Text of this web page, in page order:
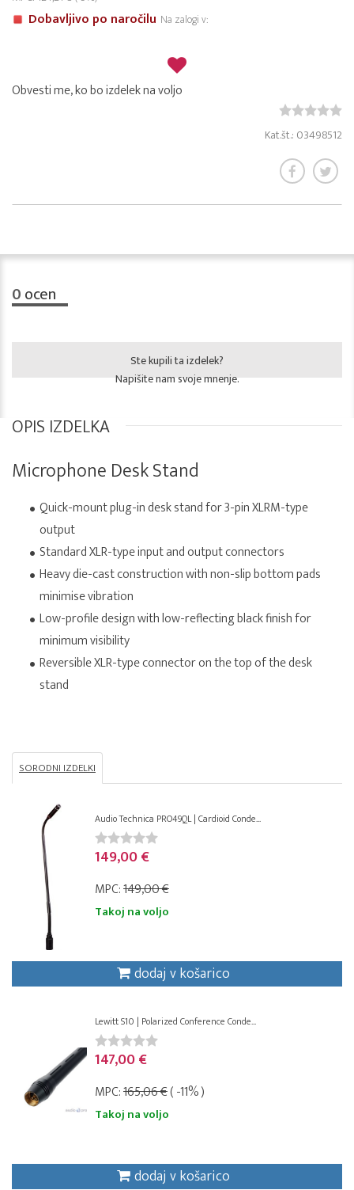
Dobavljivo po naročilu Na zalogi v:
Obvesti me, ko bo izdelek na voljo
Kat.št.: 03498512
0ocen
Ste kupili ta izdelek?
Napišite nam svoje mnenje.
OPIS IZDELKA
Microphone Desk Stand
Quick-mount plug-in desk stand for 3-pin XLRM-type
output
Standard XLR-type input and output connectors
Heavy die-cast construction with non-slip bottom pads
minimise vibration
Low-profile design with low-reflecting black finish for
minimum visibility
Reversible XLR-type connector on the top of the desk
stand
SORODNI IZDELKI
Audio Technica PRO49QL | Cardioid Conde...
149,00 €
MPC:149,00 €
Takoj na voljo
dodaj v košarico
Lewitt S10 | Polarized Conference Conde...
147,00 €
MPC:165,06 €( -11% )
Takoj na voljo
dodaj v košarico